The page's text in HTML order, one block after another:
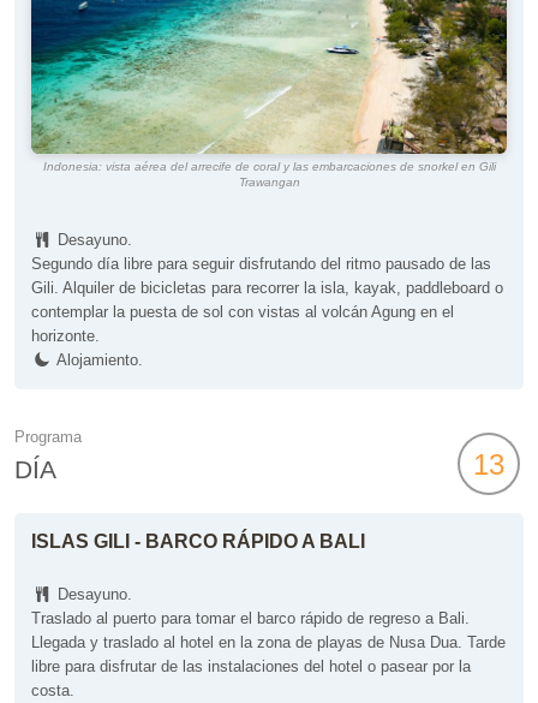
Indonesia: vista aérea del arrecife de coral y las embarcaciones de snorkel en Gili
Trawangan
Desayuno.
Segundo día libre para seguir disfrutando del ritmo pausado de las
Gili. Alquiler de bicicletas para recorrer la isla, kayak, paddleboard o
contemplar la puesta de sol con vistas al volcán Agung en el
horizonte.
Alojamiento.
Programa
DÍA 13
ISLAS GILI - BARCO RÁPIDO A BALI
Desayuno.
Traslado al puerto para tomar el barco rápido de regreso a Bali.
Llegada y traslado al hotel en la zona de playas de Nusa Dua. Tarde
libre para disfrutar de las instalaciones del hotel o pasear por la
costa.